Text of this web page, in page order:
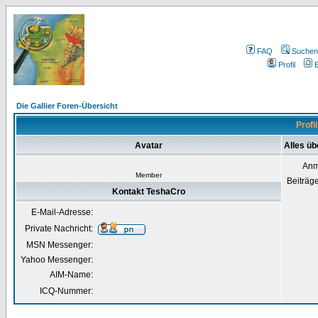
FAQ
Suchen
Profil
Die Gallier Foren-Übersicht
Avatar Alles
Member
Kontakt TeshaCro
E-Mail-Adresse:
Private Nachricht:
MSN Messenger:
Yahoo Messenger:
AIM-Name:
ICQ-Nummer: